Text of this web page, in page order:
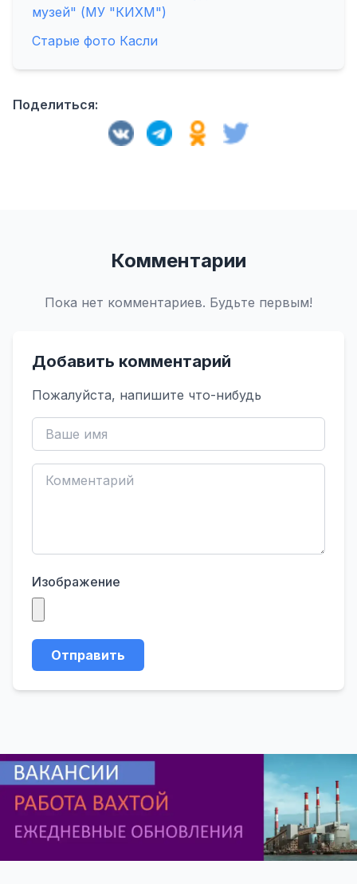
музей" (МУ "КИХМ")
Старые фото Касли
Поделиться:
Комментарии
Пока нет комментариев. Будьте первым!
Добавить комментарий
Пожалуйста, напишите что-нибудь
Изображение
Отправить